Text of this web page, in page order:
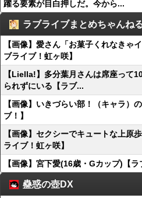
躍る要素が目白押しだ。今から...
ラブライブまとめちゃんね
【画像】愛さん「お菓子くれなきゃ
ブライブ！虹ヶ咲】
【Liella!】多分葉月さんは席座って
られずにいる【ラブ...
【画像】いきづらい部！（キャラ）
ブ！】
【画像】セクシーでキュートな上原
ライブ！虹ヶ咲】
【画像】宮下愛(16歳・Gカップ)【ラ
蠱惑の壺DX